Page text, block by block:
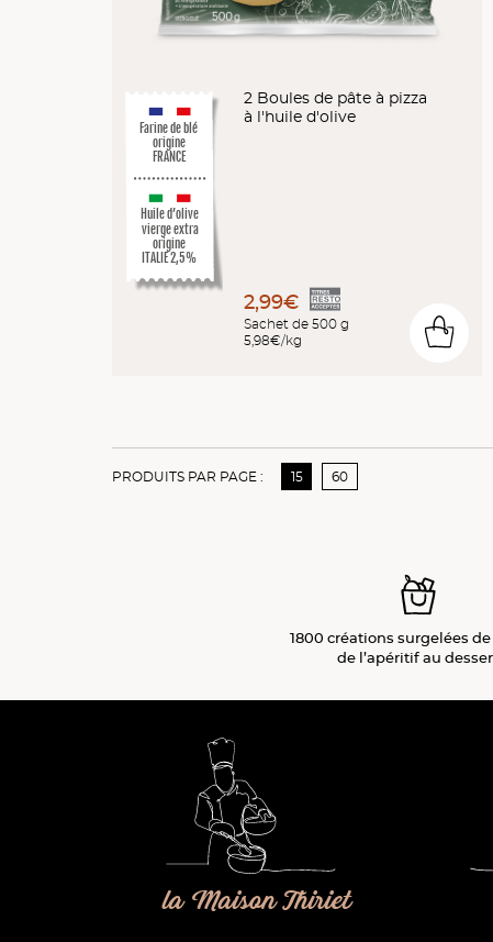
Huile d’olive
vierge extra
origine
ITALIE 2,5%
Farine de blé
origine
FRANCE
2 Boules de pâte à pizza
à l'huile d'olive
2,99€
Sachet de 500 g
5,98€/kg
0
PRODUITS PAR PAGE : 15 60
1800 créations surgelées
de l’apéritifau
la Maison Thiriet